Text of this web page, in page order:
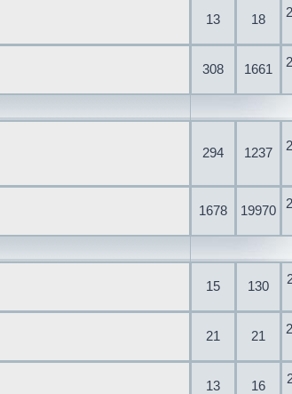
13 18
308 1661
294 1237
1678 19970
15 130
21 21
13 16